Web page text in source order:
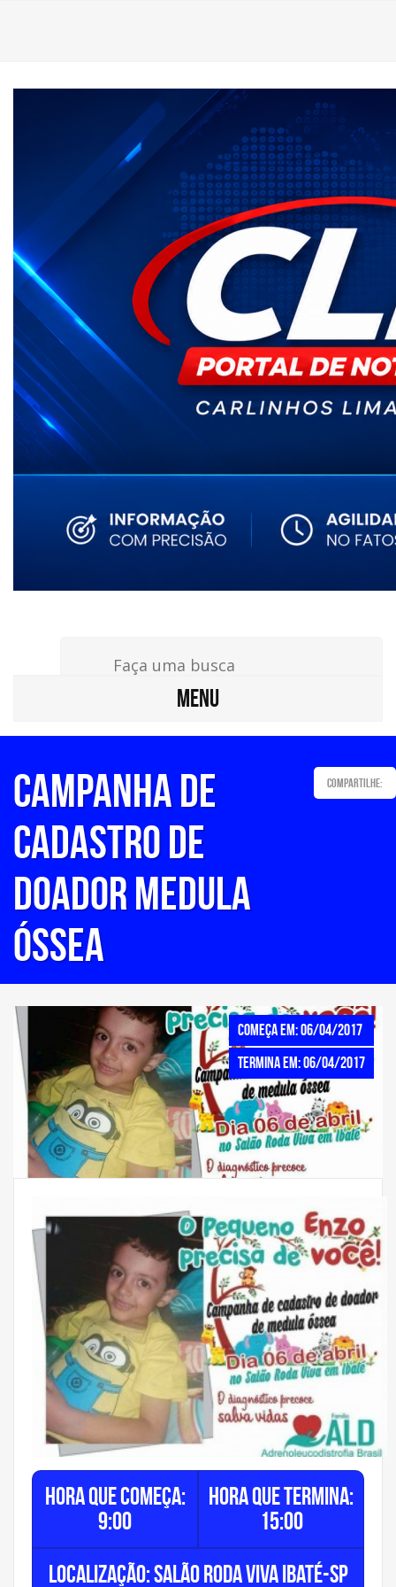
MENU
CAMPANHA DE
CADASTRO DE
DOADOR MEDULA
ÓSSEA
Compartilhe:
Começa em: 06/04/2017
Termina em: 06/04/2017
Hora que começa:
9:00
Hora que termina:
15:00
Localização: SALÃO RODA VIVA IBATÉ-SP